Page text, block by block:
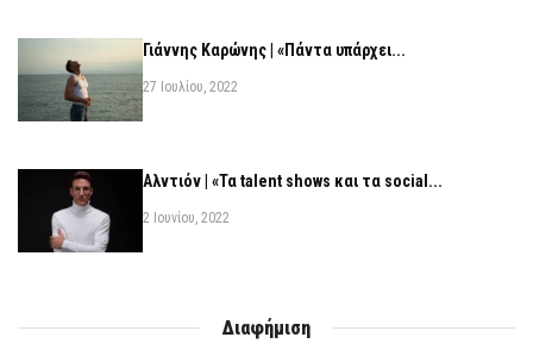
Γιάννης Καρώνης | «Πάντα υπάρχει...
27 Ιουλίου, 2022
Αλντιόν | «Τα talent shows και τα social...
2 Ιουνίου, 2022
Διαφήμιση